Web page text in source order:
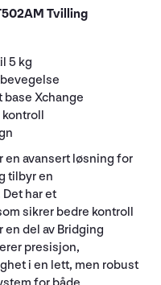
Tvilling
5 kg
Xchange
en avansert løsning for
tilbyr en
har et
sikrer bedre kontroll
del av Bridging
presisjon,
i en lett, men robust